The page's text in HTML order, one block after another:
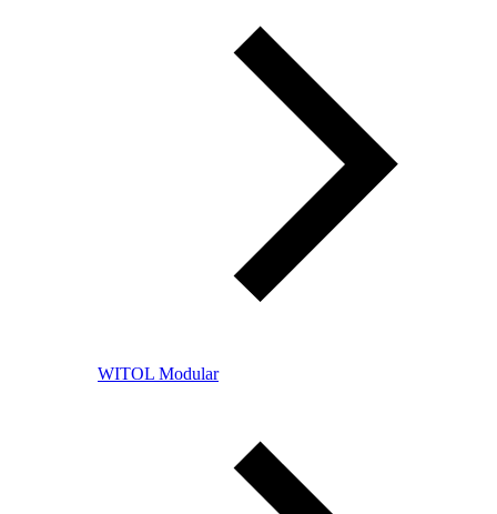
WITOL Modular